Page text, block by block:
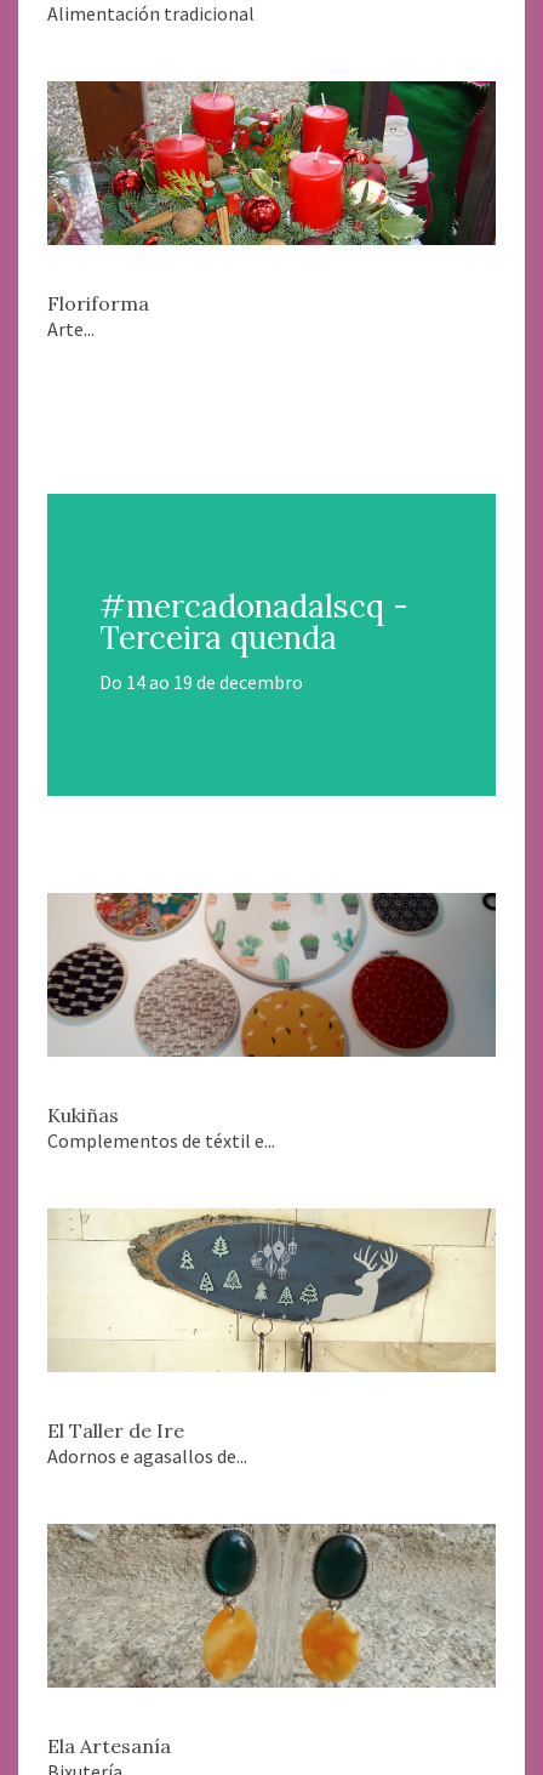
Alimentación tradicional
Floriforma
Arte...
#mercadonadalscq -
Terceira quenda
Do 14 ao 19 de decembro
Kukiñas
Complementos de téxtil e...
El Taller de Ire
Adornos e agasallos de...
Ela Artesanía